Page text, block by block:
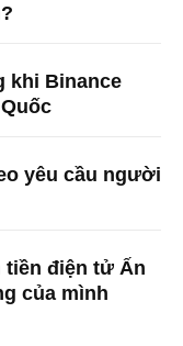
khi Binance
yêu cầu người
tiền điện tử Ấn
của mình